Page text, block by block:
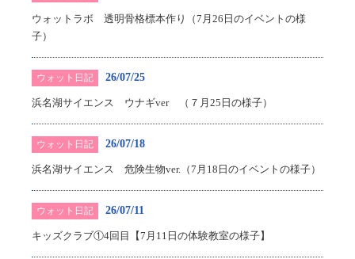
ウォットラボ 透明骨格標本作り（7月26日のイベントの様
子）
ウォット日記 26/07/25
浜名湖サイエンス ウナギver （７月25日の様子）
ウォット日記 26/07/18
浜名湖サイエンス 危険生物ver.（7月18日のイベントの様子）
ウォット日記 26/07/11
キッズクラブ①4回目【7月11日の体験教室の様子】